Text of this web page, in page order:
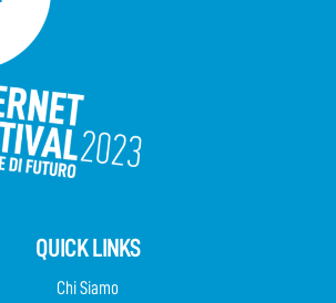
QUICK LINKS
Chi Siamo